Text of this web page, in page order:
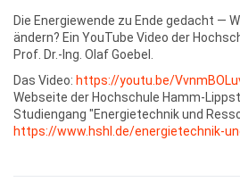
Die Energiewende zu Ende gedacht —
ändern? Ein YouTube Video der
Prof. Dr.-Ing. Olaf Goebel.
Das Video: https://youtu.be/
Webseite der Hochschule Hamm-
Studiengang "Energietechnik und
https://www.hshl.de/energietechnik-